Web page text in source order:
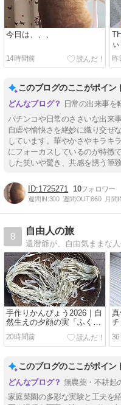
今日は、、、
14時間前
ぃ
昨
このブログのここがポイン
日常の出来事を
パチンコや日常のささいな出来
自虐や愉快さを絶妙に織り交ぜ
しています。華やかさやキラキ
にフォーカスしているのが特徴
した笑いや驚き、共感を誘う筆
1725271 10
週間IN:300 週間OUT:660 月間
8
自由人の旅
還暦爺が、自由気ままな
手作りかんぴょう2026｜自
然生えの夕顔の実「ふく
べ」
20時間前
このブログのここがポイン
無農薬・不耕起
家庭菜園の多彩な実験と工夫を